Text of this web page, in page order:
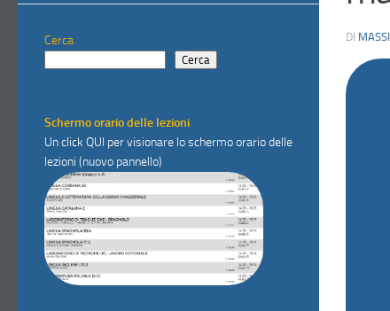
DI
Cerca
Cerca
Schermo orario delle lezioni
Un click QUI per visionare lo schermo orario delle
lezioni (nuovo pannello)